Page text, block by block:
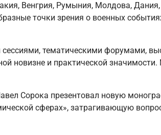
Венгрия, Румыния, Молдова,
точки зрения о военных
тематическими форумами,
новизне и практической
Сорока презентовал новую
сферах», затрагивающую